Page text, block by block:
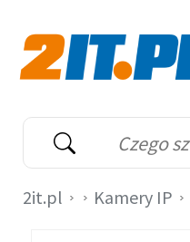
Wyszukiwarka
Słowo kluczowe
2it.pl Kamery IP